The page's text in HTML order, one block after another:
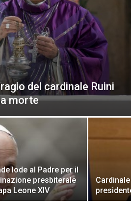
del cardinale Ruini
morte
lode al Padre per il
presbiterale
Leone XIV